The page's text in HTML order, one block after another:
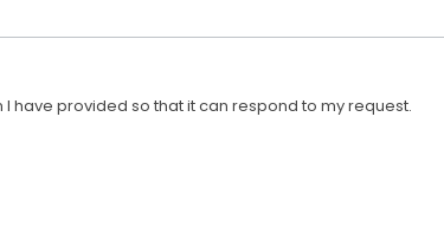
have provided so that it can respond to my request.